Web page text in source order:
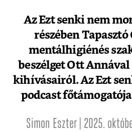
Az Ezt senki nem
részében
mentálhigiénés
beszélget Ott Annával
kihívásairól. Az Ezt
podcast főtámogatója
Simon Eszter | 2025.